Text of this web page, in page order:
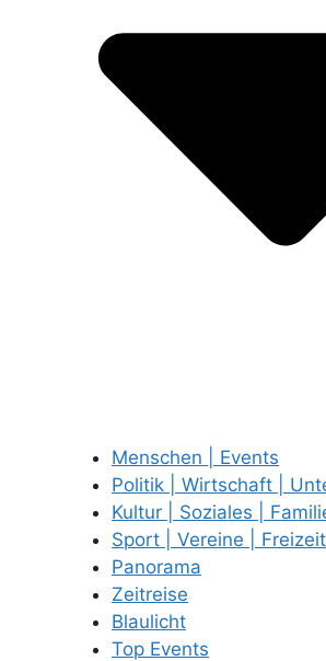
Menschen | Events
Politik | Wirtschaft |
Kultur | Soziales |
Sport | Vereine | Freizeit
Panorama
Zeitreise
Blaulicht
Top Events